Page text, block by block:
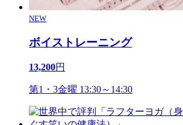
NEW
ボイストレーニング
13,200円
第1・3金曜 13:30～14:30